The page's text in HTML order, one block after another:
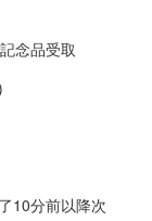
念品受取
10分前以降次